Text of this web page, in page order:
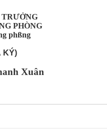
PHÒNG
phßng
KÝ)
Xuân